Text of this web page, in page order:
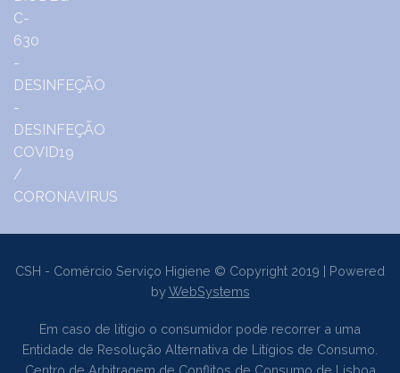
CSH - Comércio Serviço Higiene © Copyright 2019 | Powered
byWebSystems
Em caso de litígio o consumidor pode recorrer a uma
Entidade de Resolução Alternativa de Litígios de Consumo.
Centro de Arbitragem de Conflitos de Consumo de Lisboa